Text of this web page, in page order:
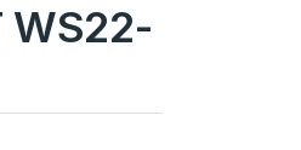
WS22-